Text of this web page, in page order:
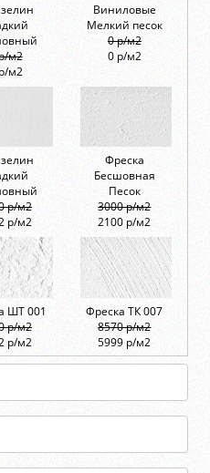
м2
м2
Виниловые
Мелкий песок
0 р/м2
0 р/м2
р/м2
р/м2
Фреска
Бесшовная
Песок
3000 р/м2
2100 р/м2
ШТ 001
р/м2
р/м2
Фреска ТК 007
8570 р/м2
5999 р/м2